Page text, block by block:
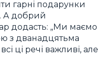
гарні подарунки
А добрий
додасть: „Ми маємо
з дванадцятьма
ці речі важливі, але